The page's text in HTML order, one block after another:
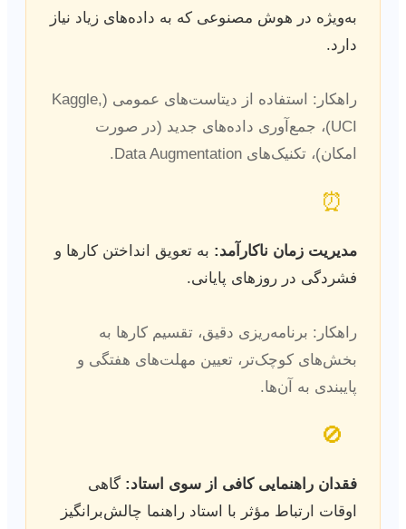
به‌ویژه در هوش مصنوعی که به داده‌های زیاد نیاز
دارد.
راهکار: استفاده از دیتاست‌های عمومی (Kaggle,
UCI)، جمع‌آوری داده‌های جدید (در صورت
امکان)، تکنیک‌های Data Augmentation.
⏰
مدیریت زمان ناکارآمد: به تعویق انداختن کارها و
فشردگی در روزهای پایانی.
راهکار: برنامه‌ریزی دقیق، تقسیم کارها به
بخش‌های کوچک‌تر، تعیین مهلت‌های هفتگی و
پایبندی به آن‌ها.
🚫
فقدان راهنمایی کافی از سوی استاد: گاهی
اوقات ارتباط مؤثر با استاد راهنما چالش‌برانگیز